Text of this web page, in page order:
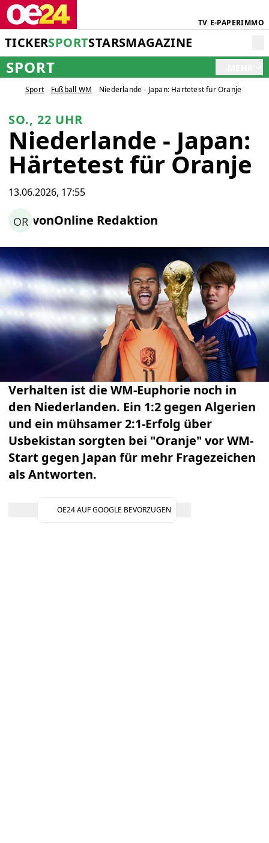
TV E-PAPERIMMO
TICKERSPORTSTARSMAGAZINE
SPORT
Sport Fußball WM Niederlande - Japan: Härtetest für Oranje
SO., 22 UHR
Niederlande - Japan:
Härtetest für Oranje
13.06.2026, 17:55
OR vonOnline Redaktion
Verhalten ist die WM-Euphorie noch in
den Niederlanden. Ein 1:2 gegen Algerien
und ein mühsamer 2:1-Erfolg über
Usbekistan sorgten bei "Oranje" vor WM-
Start gegen Japan für mehr Fragezeichen
als Antworten.
OE24 AUF GOOGLE BEVORZUGEN